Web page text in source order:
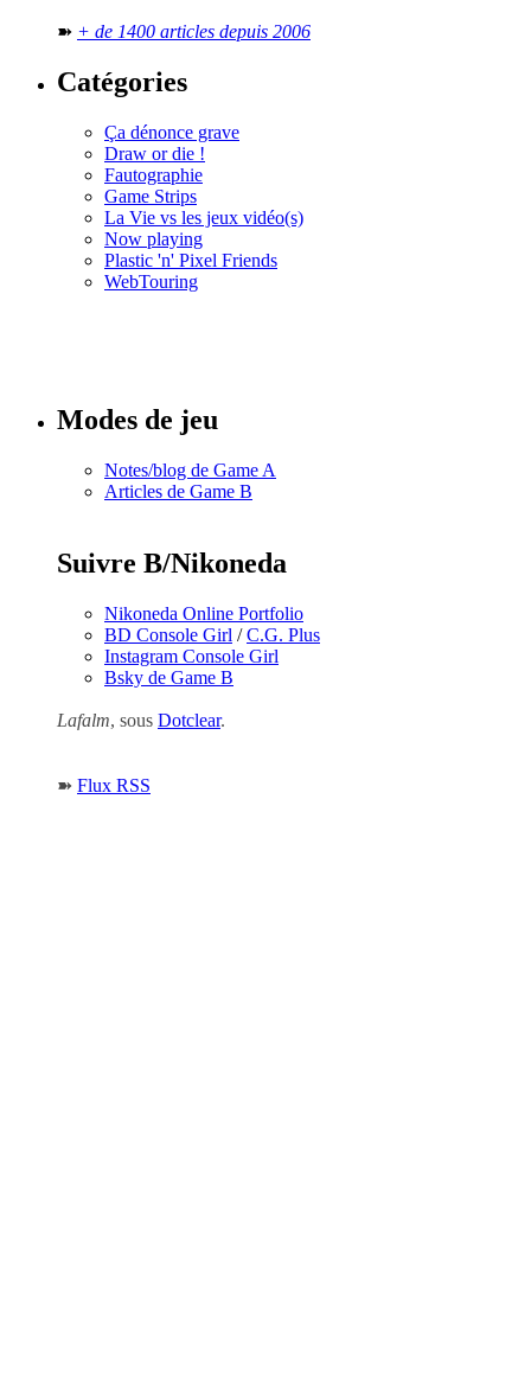
➽ + de 1400 articles depuis 2006
Catégories
Ça dénonce grave
Draw or die !
Fautographie
Game Strips
La Vie vs les jeux vidéo(s)
Now playing
Plastic 'n' Pixel Friends
WebTouring
Modes de jeu
Notes/blog de Game A
Articles de Game B
Suivre B/Nikoneda
Nikoneda Online Portfolio
BD Console Girl /C.G. Plus
Instagram Console Girl
Bsky de Game B
Lafalm, sous Dotclear.
➽ Flux RSS